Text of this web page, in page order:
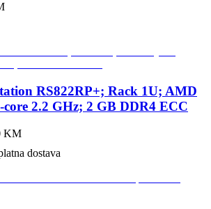
RS822RP+; Rack 1U; AMD
core 2.2 GHz; 2 GB DDR4 ECC
KM
dostava